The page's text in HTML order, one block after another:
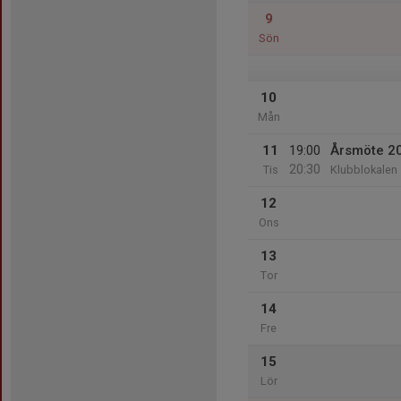
9
Sön
10
Mån
11
Tis
19:00
20:30
Årsmöte
Klubblokalen
12
Ons
13
Tor
14
Fre
15
Lör